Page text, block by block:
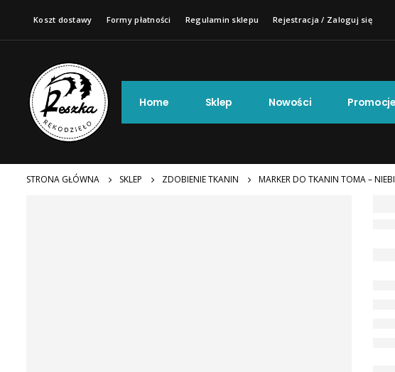
Koszt dostawy Formy płatności Regulamin sklepu Rejestracja / Zaloguj się
Home Sklep Nowości Promocje
STRONA GŁÓWNA SKLEP ZDOBIENIE TKANIN MARKER DO TKANIN TOMA –